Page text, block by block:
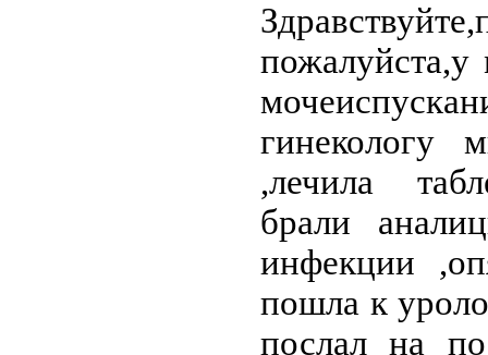
гинекологу
,лечила
брали
инфекции
пошла к
послал на